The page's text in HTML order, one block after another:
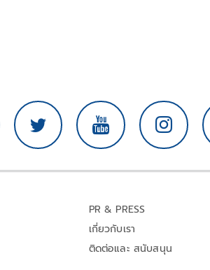
PR & PRESS
เกี่ยวกับเรา
ติดต่อและ สนับสนุน